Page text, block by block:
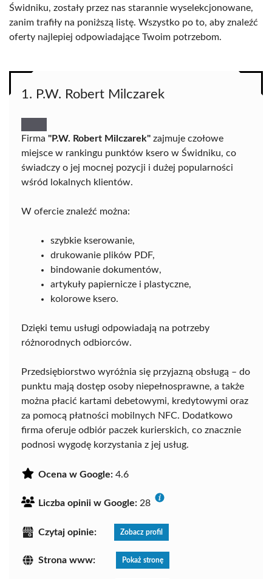
Świdniku, zostały przez nas starannie wyselekcjonowane,
zanim trafiły na poniższą listę. Wszystko po to, aby znaleźć
oferty najlepiej odpowiadające Twoim potrzebom.
1. P.W. Robert Milczarek
Firma "P.W. Robert Milczarek" zajmuje czołowe
miejsce w rankingu punktów ksero w Świdniku, co
świadczy o jej mocnej pozycji i dużej popularności
wśród lokalnych klientów.
W ofercie znaleźć można:
szybkie kserowanie,
drukowanie plików PDF,
bindowanie dokumentów,
artykuły papiernicze i plastyczne,
kolorowe ksero.
Dzięki temu usługi odpowiadają na potrzeby
różnorodnych odbiorców.
Przedsiębiorstwo wyróżnia się przyjazną obsługą – do
punktu mają dostęp osoby niepełnosprawne, a także
można płacić kartami debetowymi, kredytowymi oraz
za pomocą płatności mobilnych NFC. Dodatkowo
firma oferuje odbiór paczek kurierskich, co znacznie
podnosi wygodę korzystania z jej usług.
Ocena w Google: 4.6
Liczba opinii w Google: 28
Czytaj opinie: Zobacz profil
Strona www: Pokaż stronę